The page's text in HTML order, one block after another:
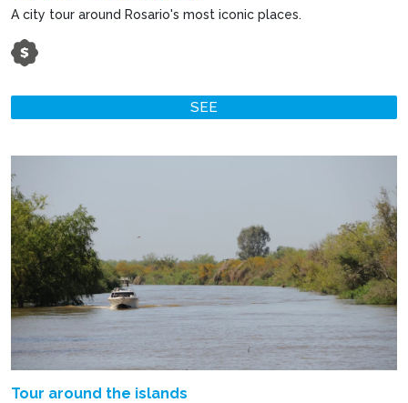
A city tour around Rosario's most iconic places.
SEE
Tour around the islands